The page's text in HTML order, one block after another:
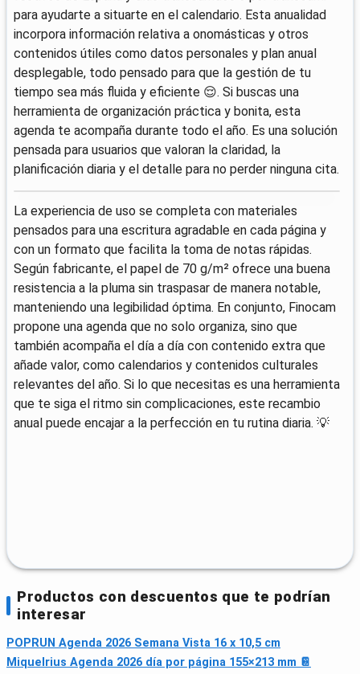
para ayudarte a situarte en el calendario. Esta anualidad
incorpora información relativa a onomásticas y otros
contenidos útiles como datos personales y plan anual
desplegable, todo pensado para que la gestión de tu
tiempo sea más fluida y eficiente 😌. Si buscas una
herramienta de organización práctica y bonita, esta
agenda te acompaña durante todo el año. Es una solución
pensada para usuarios que valoran la claridad, la
planificación diaria y el detalle para no perder ninguna cita.
La experiencia de uso se completa con materiales
pensados para una escritura agradable en cada página y
con un formato que facilita la toma de notas rápidas.
Según fabricante, el papel de 70 g/m² ofrece una buena
resistencia a la pluma sin traspasar de manera notable,
manteniendo una legibilidad óptima. En conjunto, Finocam
propone una agenda que no solo organiza, sino que
también acompaña el día a día con contenido extra que
añade valor, como calendarios y contenidos culturales
relevantes del año. Si lo que necesitas es una herramienta
que te siga el ritmo sin complicaciones, este recambio
anual puede encajar a la perfección en tu rutina diaria. 💡
Productos con descuentos que te podrían
interesar
POPRUN Agenda 2026 Semana Vista 16 x 10,5 cm
Miquelrius Agenda 2026 día por página 155×213 mm 📔